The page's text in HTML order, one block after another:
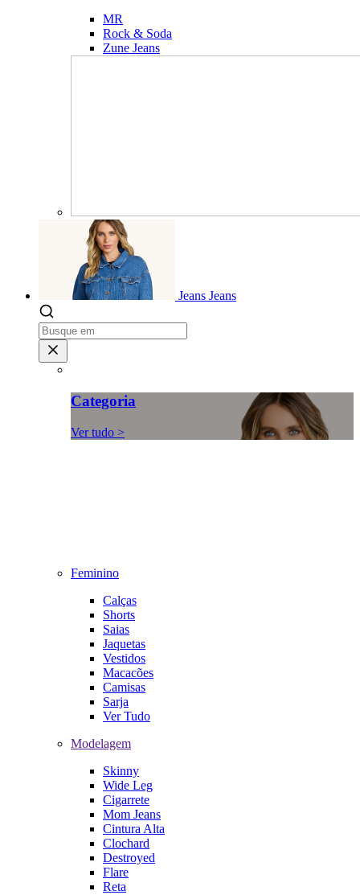
MR
Rock & Soda
Zune Jeans
Jeans Jeans
Categoria
Ver tudo >
Feminino
Calças
Shorts
Saias
Jaquetas
Vestidos
Macacões
Camisas
Sarja
Ver Tudo
Modelagem
Skinny
Wide Leg
Cigarrete
Mom Jeans
Cintura Alta
Clochard
Destroyed
Flare
Reta